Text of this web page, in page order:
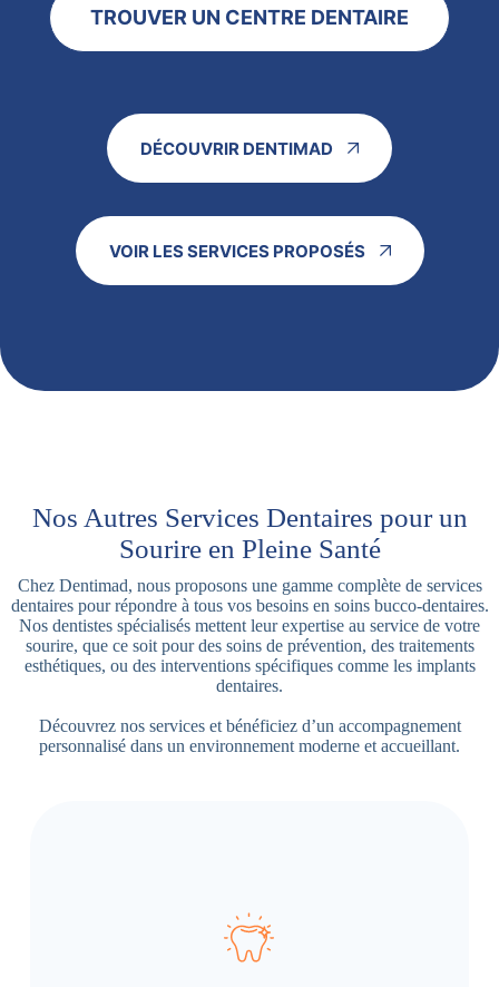
TROUVER UN CENTRE DENTAIRE
DÉCOUVRIR DENTIMAD
VOIR LES SERVICES PROPOSÉS
Nos Autres Services Dentaires pour un
Sourire en Pleine Santé
Chez Dentimad, nous proposons une gamme complète de services
dentaires pour répondre à tous vos besoins en soins bucco-dentaires.
Nos dentistes spécialisés mettent leur expertise au service de votre
sourire, que ce soit pour des soins de prévention, des traitements
esthétiques, ou des interventions spécifiques comme les implants
dentaires.
Découvrez nos services et bénéficiez d’un accompagnement
personnalisé dans un environnement moderne et accueillant.